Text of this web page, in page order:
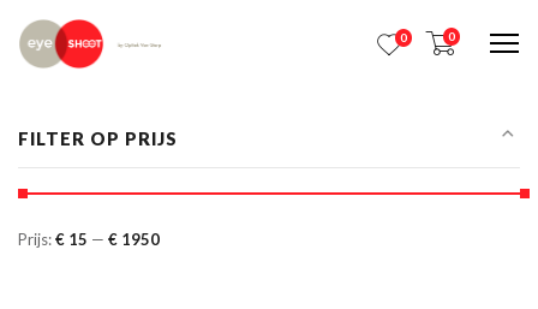
0 0
FILTER OP PRIJS
Prijs:€ 15 — € 1950